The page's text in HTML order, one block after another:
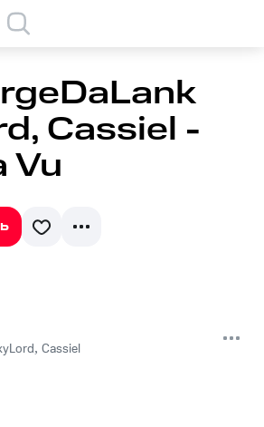
Cassiel -
Vu
, Cassiel